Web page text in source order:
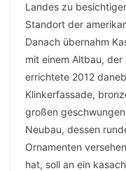
Landes zu
Standort der
Danach übernahm
mit einem Altbau, der
errichtete 2012
Klinkerfassade,
großen
Neubau, dessen
Ornamenten
hat, soll an ein